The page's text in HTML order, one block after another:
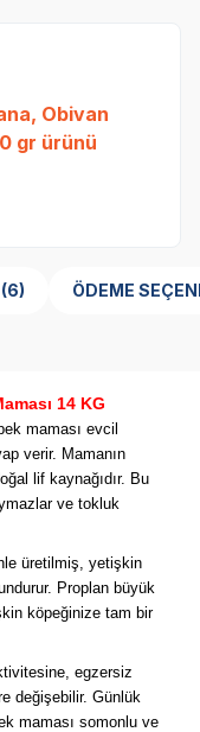
Obivan
gr ürünü
YORUMLAR (6) ÖDEME
14 KG
maması evcil
verir. Mamanın
lif kaynağıdır. Bu
ve tokluk
üretilmiş, yetişkin
Proplan büyük
köpeğinize tam bir
egzersiz
değişebilir. Günlük
maması somonlu ve